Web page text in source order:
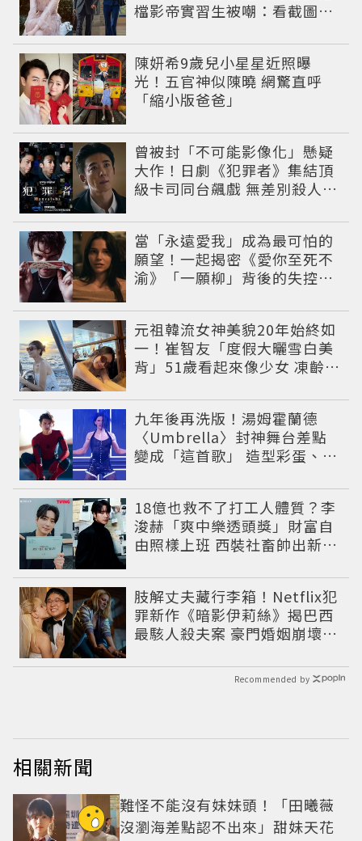
檔影帝實習生被嘲：看截圖就
陳妍希9歲兒小星星近照曝
光！五官神似陳曉 網驚直呼
「縮小版爸爸」
曾被封「不可能影像化」懸疑
大作！日劇《犯罪者》集結頂
級卡司同台飆戲 無差別殺人案
當「永遠愛我」成為最可怕的
願望！一起揭密《愛你至死不
渝》「一願柳」背後的失控愛
元祖韓流女神美貌20年始終如
一！崔智友「度假大曬雪白美
背」51歲看起來像少女 凍齡近
九年後再洗版！湯姆霍蘭德
〈Umbrella〉封神舞台差點
變成「這首歌」 造型彩蛋、暖
18億也救不了打工人體質？李
浚赫「爽中樂透頭獎」財富自
由照樣上班 西裝社畜帥出新高
肢解丈夫藏行李箱！Netflix犯
罪新作《暗影伊莉絲》揭巴西
最駭人殺夫案 豪門婚姻崩壞釀
Recommended by
相關新聞
難怪不能沒有妹妹頭！「田曦薇
沒瀏海差點認不出來」甜妹天花